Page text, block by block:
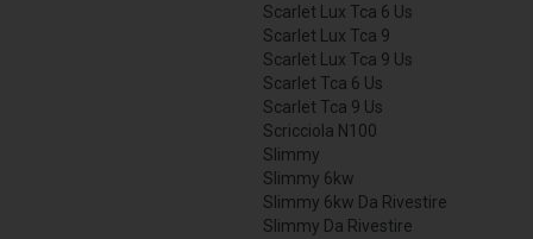
Scarlet Lux Tca 6 Us
Scarlet Lux Tca 9
Scarlet Lux Tca 9 Us
Scarlet Tca 6 Us
Scarlet Tca 9 Us
Scricciola N100
Slimmy
Slimmy 6kw
Slimmy 6kw Da Rivestire
Slimmy Da Rivestire